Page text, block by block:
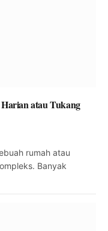
atau Tukang
rumah atau
Banyak